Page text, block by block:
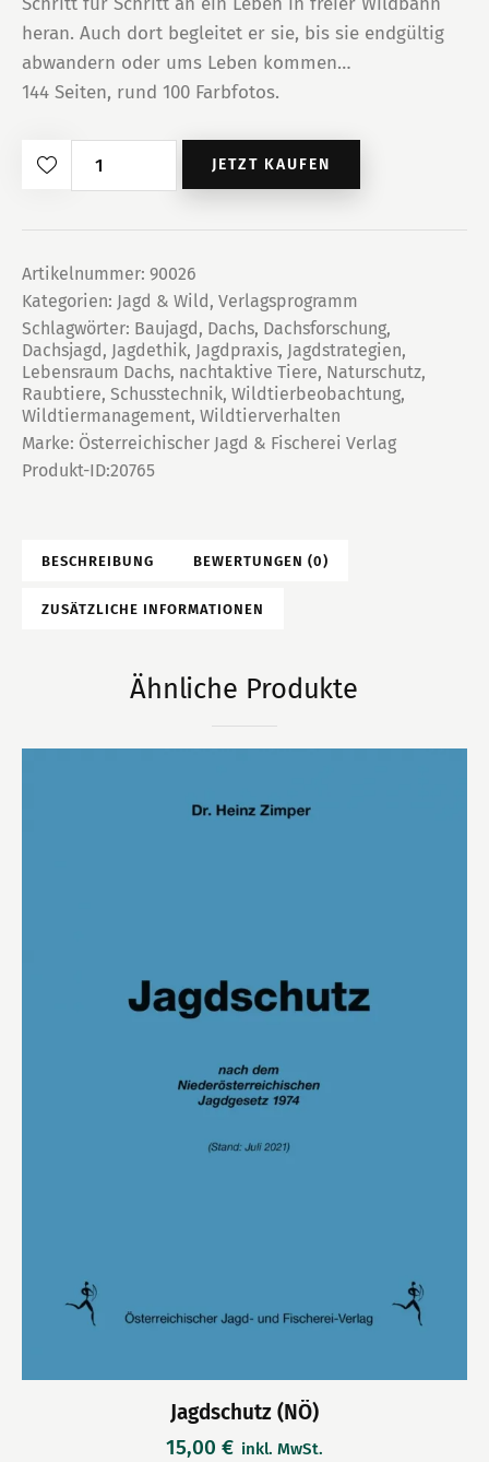
heran. Auch dort begleitet er sie, bis sie endgültig
abwandern oder ums Leben kommen…
144 Seiten, rund 100 Farbfotos.
Dachse
-
Pfaden
Menge
JETZT KAUFEN
Artikelnummer: 90026
Kategorien: Jagd & Wild, Verlagsprogramm
Schlagwörter: Baujagd, Dachs, Dachsforschung,
Dachsjagd, Jagdethik, Jagdpraxis, Jagdstrategien,
Lebensraum Dachs, nachtaktive Tiere, Naturschutz,
Raubtiere, Schusstechnik, Wildtierbeobachtung,
Wildtiermanagement, Wildtierverhalten
Marke: Österreichischer Jagd & Fischerei Verlag
Produkt-ID:20765
BESCHREIBUNG BEWERTUNGEN (0)
ZUSÄTZLICHE INFORMATIONEN
Ähnliche Produkte
Jagdschutz (NÖ)
15,00 € inkl. MwSt.